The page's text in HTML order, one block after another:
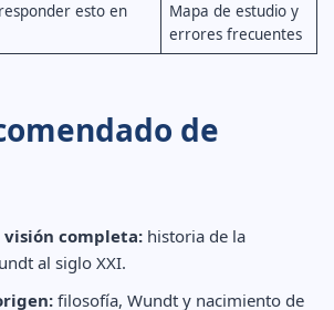
esto en
Mapa de estudio y
errores frecuentes
de
visión completa: historia de la
al siglo XXI.
filosofía, Wundt y nacimiento de